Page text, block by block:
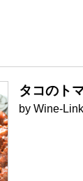
タコのト
by Wine-Link